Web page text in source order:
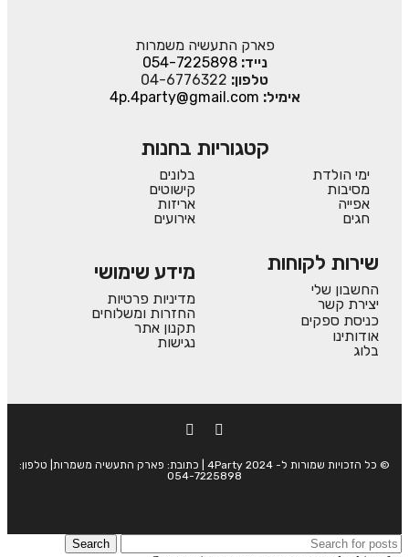
פארק התעשיה משמרות
נייד:054-7225898
טלפון: 04-6776322
אימיל: 4p.4party@gmail.com
קטגוריות בחנות
ימי הולדת
מסיבות
אפייה
חגים
בלונים
קישוטים
אריזות
אירועים
שירות לקוחות
החשבון שלי
יצירת קשר
כניסת ספקים
אודותינו
בלוג
מידע שימושי
מדיניות פרטיות
החזרות ומשלוחים
תקנון אתר
נגישות
© כל הזכויות שמורות ל- 4Party 2024 | כתובת: פארק התעשיה משמרות| טלפון:
054-7225898
Search